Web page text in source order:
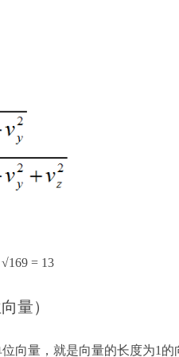
= 13
量）
向量，就是向量的长度为1的